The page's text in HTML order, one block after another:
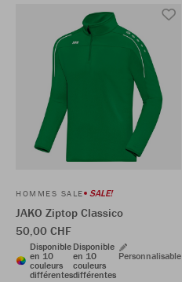
HOMMES SALE SALE!
JAKO Ziptop Classico
50,00 CHF
Disponible
en 10
couleurs
différentes
Disponible
en 10
couleurs
différentes
Personnalisable